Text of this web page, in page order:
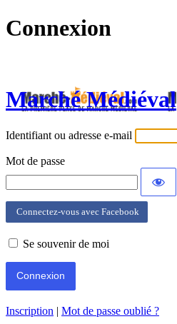
Connexion
Marché Médiéval
Identifiant ou adresse e-mail
Mot de passe
Connectez-vous avec Facebook
Se souvenir de moi
Inscription | Mot de passe oublié ?